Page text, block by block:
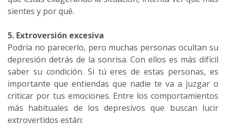
sientes y por qué.
5. Extroversión excesiva
Podría no parecerlo, pero muchas personas ocultan su
depresión detrás de la sonrisa. Con ellos es más difícil
saber su condición. Si tú eres de estas personas, es
importante que entiendas que nadie te va a juzgar o
criticar por tus emociones. Entre los comportamientos
más habituales de los depresivos que buscan lucir
extrovertidos están: